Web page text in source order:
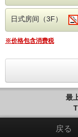
□■□我
①跳
温泉
（负
④不
（将
⑤无循
（不
⑥不
（军
⑦古代
（微
✓世界
日式房间（3F）
※价格包含消费税
最
戻る